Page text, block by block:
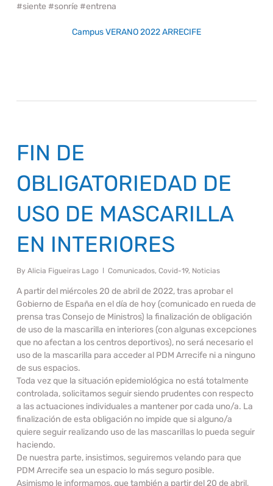
#siente #sonríe #entrena
Campus VERANO 2022 ARRECIFE
FIN DE
OBLIGATORIEDAD DE
USO DE MASCARILLA
EN INTERIORES
By Alicia Figueiras Lago Comunicados, Covid-19, Noticias
A partir del miércoles 20 de abril de 2022, tras aprobar el
Gobierno de España en el día de hoy (comunicado en rueda de
prensa tras Consejo de Ministros) la finalización de obligación
de uso de la mascarilla en interiores (con algunas excepciones
que no afectan a los centros deportivos), no será necesario el
uso de la mascarilla para acceder al PDM Arrecife ni a ninguno
de sus espacios.
Toda vez que la situación epidemiológica no está totalmente
controlada, solicitamos seguir siendo prudentes con respecto
a las actuaciones individuales a mantener por cada uno/a. La
finalización de esta obligación no impide que si alguno/a
quiere seguir realizando uso de las mascarillas lo pueda seguir
haciendo.
De nuestra parte, insistimos, seguiremos velando para que
PDM Arrecife sea un espacio lo más seguro posible.
Asimismo le informamos, que también a partir del 20 de abril,